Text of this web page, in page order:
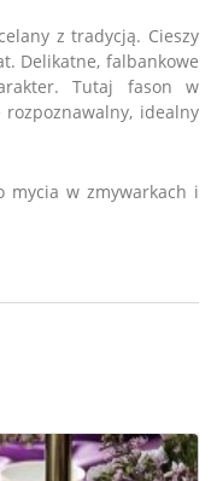
z tradycją. Cieszy
Delikatne, falbankowe
Tutaj fason w
rozpoznawalny, idealny
mycia w zmywarkach i